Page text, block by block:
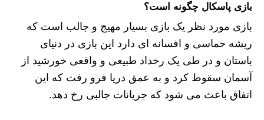
بازی پاسکال چگونه است؟
بازی مورد نظر یک بازی بسیار مهیج و جالب است که
ریشه حماسی و افسانه ای دارد این بازی در دنیای
باستان و در طی یک رخداد طبیعی و واقعی خورشید از
آسمان سقوط کرد و به عمق دریا فرو رفت که این
اتفاق باعث می شود که جریانات جالبی رخ دهد.